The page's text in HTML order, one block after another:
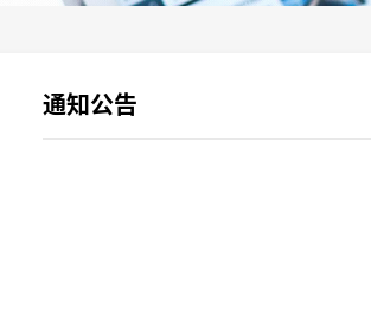
通知公告